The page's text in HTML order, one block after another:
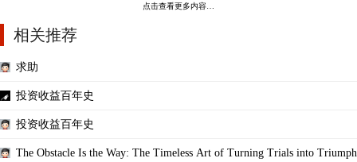
点击查看更多内容…
相关推荐
求助
投资收益百年史
投资收益百年史
The Obstacle Is the Way: The Timeless Art of Turning Trials into Triumph